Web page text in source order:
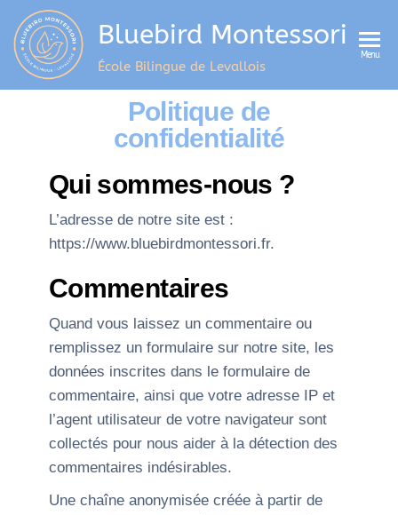
Bluebird Montessori
École Bilingue de Levallois
Menu
Politique de
confidentialité
Qui sommes-nous ?
L’adresse de notre site est :
https://www.bluebirdmontessori.fr.
Commentaires
Quand vous laissez un commentaire ou
remplissez un formulaire sur notre site, les
données inscrites dans le formulaire de
commentaire, ainsi que votre adresse IP et
l’agent utilisateur de votre navigateur sont
collectés pour nous aider à la détection des
commentaires indésirables.
Une chaîne anonymisée créée à partir de